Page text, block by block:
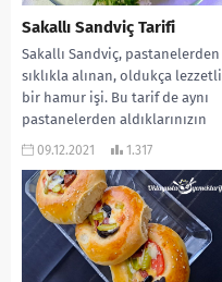
Sakallı Sandviç Tarifi
Sakallı Sandviç, pastanelerden
sıklıkla alınan, oldukça lezzetli
bir hamur işi. Bu tarif de aynı
pastanelerden aldıklarınızın
tadında oluyor. Hem çay...
09.12.2021 1.317